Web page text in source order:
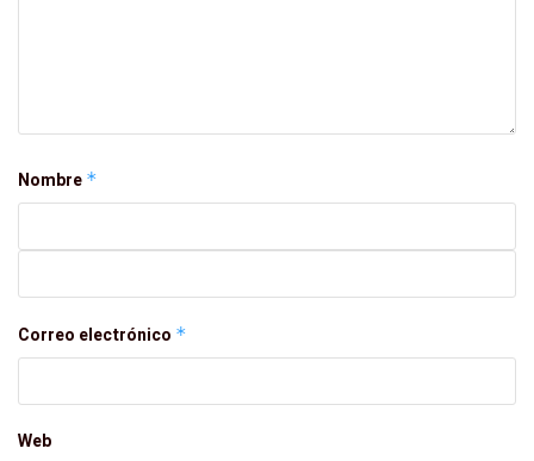
Nombre *
Correo electrónico *
Web